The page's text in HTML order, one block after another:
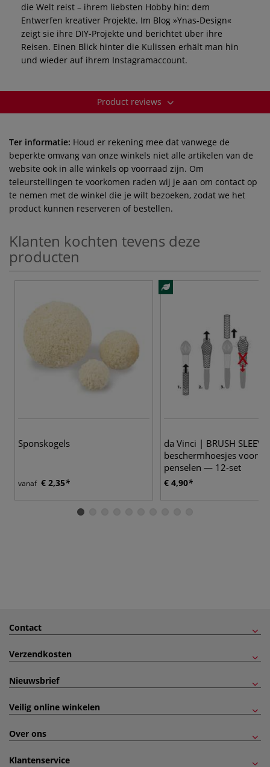
die Welt reist – ihrem liebsten Hobby hin: dem
Entwerfen kreativer Projekte. Im Blog »Ynas-Design«
zeigt sie ihre DIY-Projekte und berichtet über ihre
Reisen. Einen Blick hinter die Kulissen erhält man hin
und wieder auf ihrem Instagramaccount.
Product reviews
Ter informatie: Houd er rekening mee dat vanwege de
beperkte omvang van onze winkels niet alle artikelen van de
website ook in alle winkels op voorraad zijn. Om
teleurstellingen te voorkomen raden wij je aan om contact op
te nemen met de winkel die je wilt bezoeken, zodat we het
product kunnen reserveren of bestellen.
Klanten kochten tevens deze
producten
Sponskogels
vanaf € 2,35
da Vinci | BRUSH
beschermhoesjes voor
penselen — 12-set
€ 4,90
Contact
Verzendkosten
Nieuwsbrief
Veilig online winkelen
Over ons
Klantenservice